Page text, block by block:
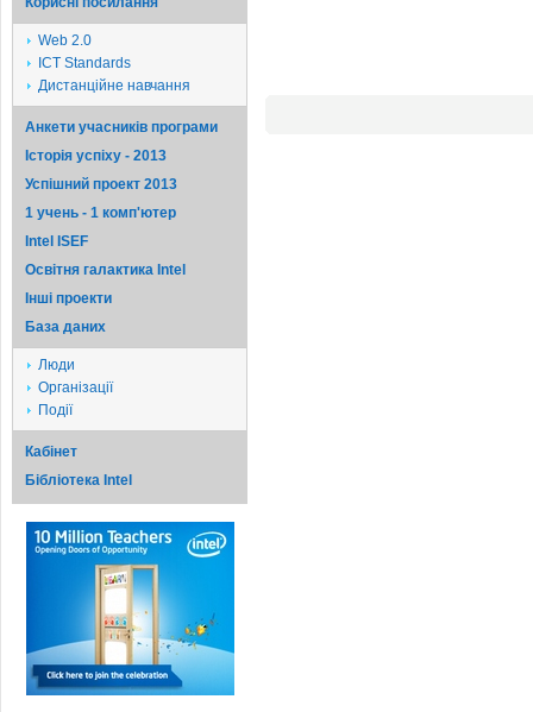
Web 2.0
ICT Standards
Дистанційне навчання
Анкети учасників програми
Історія успіху - 2013
Успішний проект 2013
1 учень - 1 комп'ютер
Intel ISEF
Освітня галактика Intel
Iншi проекти
База даних
Люди
Організації
Події
Кабінет
Бібліотека Intel